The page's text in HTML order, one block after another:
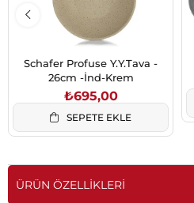
Schafer Profuse Y.Y.Tava -
26cm -İnd-Krem
₺695,00
SEPETE EKLE
ÜRÜN ÖZELLIKLERI